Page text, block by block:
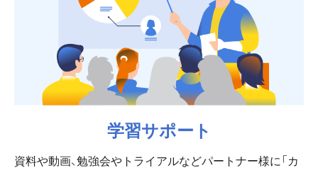
学習サポート
資料や動画、勉強会やトライアルなどパートナー様に「カ